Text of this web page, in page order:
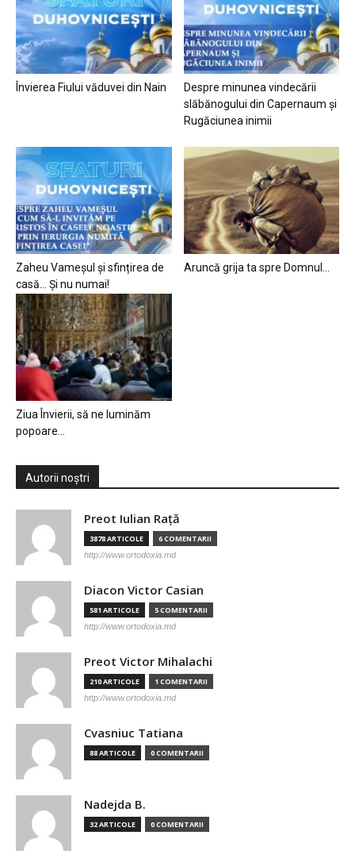
Învierea Fiului văduvei din Nain
Despre minunea vindecării
slăbănogului din Capernaum și
Rugăciunea inimii
Zaheu Vameșul și sfințirea de
casă… Și nu numai!
Aruncă grija ta spre Domnul…
Ziua Învierii, să ne luminăm
popoare…
Autorii noștri
Preot Iulian Raţă
3878 ARTICOLE 6 COMENTARII
http://www.ortodoxia.md
Diacon Victor Casian
581 ARTICOLE 5 COMENTARII
http://www.ortodoxia.md
Preot Victor Mihalachi
210 ARTICOLE 1 COMENTARII
http://www.ortodoxia.md
Cvasniuc Tatiana
88 ARTICOLE 0 COMENTARII
Nadejda B.
32 ARTICOLE 0 COMENTARII